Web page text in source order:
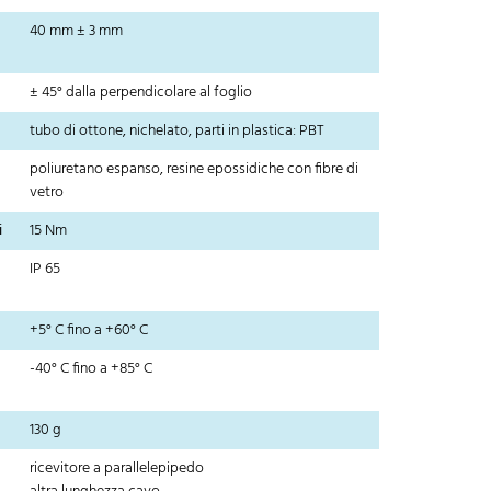
40 mm ± 3 mm
± 45° dalla perpendicolare al foglio
tubo di ottone, nichelato, parti in plastica: PBT
poliuretano espanso, resine epossidiche con fibre di
vetro
15 Nm
IP 65
+5° C fino a +60° C
-40° C fino a +85° C
130 g
ricevitore a parallelepipedo